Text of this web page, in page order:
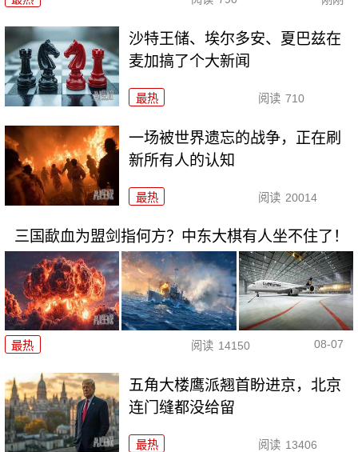
沙特王储、埃尔多安、夏巴兹在
麦加搞了个大新闻
最热 阅读 710
一场被世界遗忘的战争，正在刷
新所有人的认知
最热 阅读 20014
三国歃血为盟剑指何方？中东大棋有人坐不住了！
最热 阅读 14150 08-07
五角大楼鹰派翘首盼进京，北京
连门缝都没给留
最热 阅读 13406